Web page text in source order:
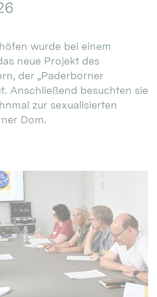
wurde bei einem
neue Projekt des
der „Paderborner
Anschließend besuchten sie
zur sexualisierten
Dom.